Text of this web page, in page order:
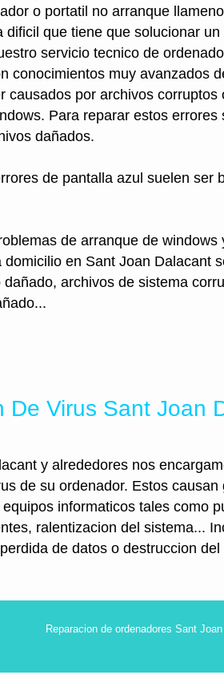
o portatil no arranque
dificil que tiene que solucionar un
servicio tecnico de
conocimientos muy avanzados
causados por archivos corruptos
Para reparar estos errores
dañados.
de pantalla azul suelen ser
de arranque de windows
domicilio en Sant Joan Dalacant
archivos de sistema
De Virus Sant Joan
y alrededores nos
de su ordenador. Estos causan
informaticos tales como
ralentizacion del sistema...
de datos o destruccion del
Reparacion de ordenadores Sant